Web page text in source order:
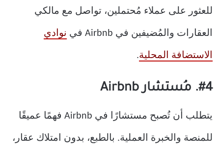
للعثور على عملاء مُحتملين، تواصل مع مالكي
العقارات والمُضيفين في Airbnb في نوادي
الاستضافة المحلية.
#4. مُستشار Airbnb
يتطلب أن تُصبح مستشارًا في Airbnb فهمًا عميقًا
للمنصة والخبرة العملية. بالطبع، بدون امتلاك عقار،